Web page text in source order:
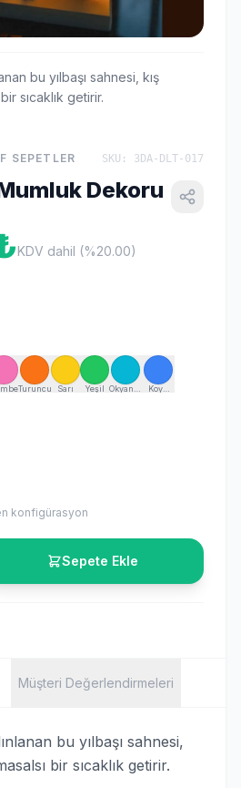
bu yılbaşı sahnesi, kış
sıcaklık getirir.
SEPETLER SKU: 3DA-DLT-017
Dekoru
KDV dahil (%20.00)
Turuncu Sarı Yeşil Okyanus
Koyu
konfigürasyon
Sepete Ekle
Müşteri Değerlendirmeleri
bu yılbaşı sahnesi,
bir sıcaklık getirir.